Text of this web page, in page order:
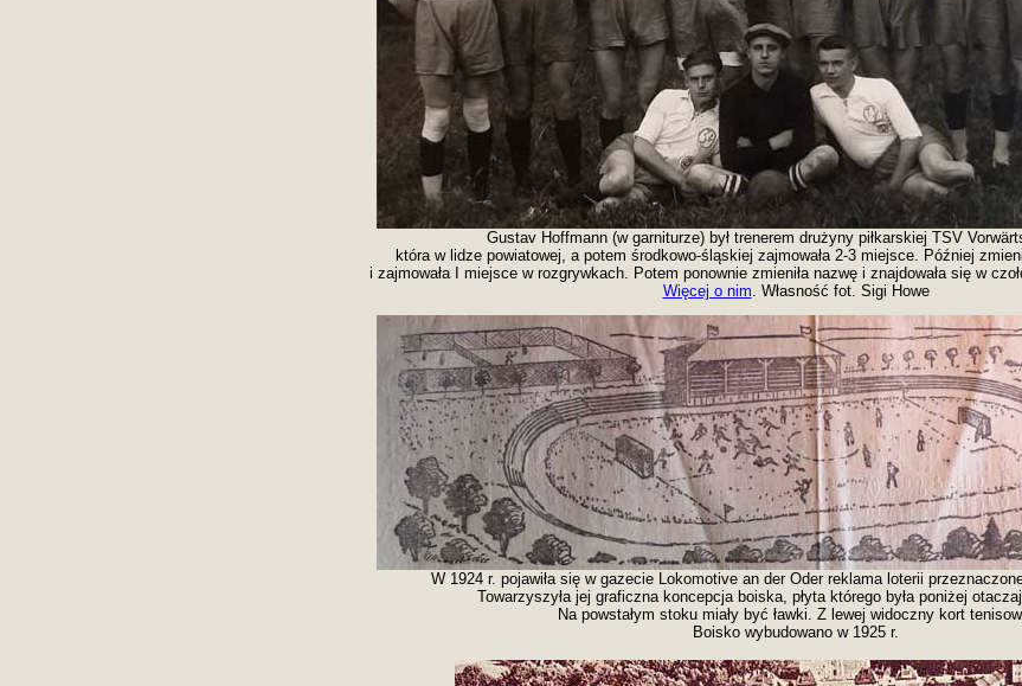
Gustav Hoffmann (w garniturze) był trenerem drużyny piłkarskiej TSV
która w lidze powiatowej, a potem środkowo-śląskiej zajmowała 2-3 miejsce. Później
i zajmowała I miejsce w rozgrywkach. Potem ponownie zmieniła nazwę i znajdowała się w
Więcej o nim. Własność fot. Sigi Howe
W 1924 r. pojawiła się w gazecie Lokomotive an der Oder reklama loterii
Towarzyszyła jej graficzna koncepcja boiska, płyta którego była poniżej
Na powstałym stoku miały być ławki. Z lewej widoczny kort
Boisko wybudowano w 1925 r.